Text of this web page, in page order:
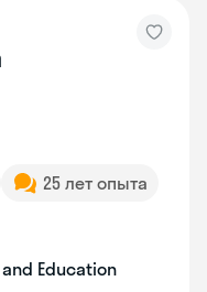
25 лет опыта
Education